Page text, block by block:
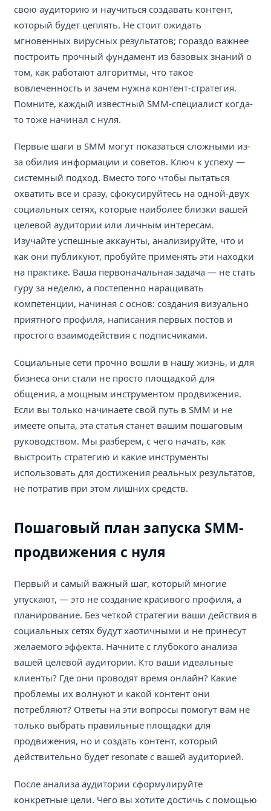
свою аудиторию и научиться создавать контент,
который будет цеплять. Не стоит ожидать
мгновенных вирусных результатов; гораздо важнее
построить прочный фундамент из базовых знаний о
том, как работают алгоритмы, что такое
вовлеченность и зачем нужна контент-стратегия.
Помните, каждый известный SMM-специалист когда-
то тоже начинал с нуля.
Первые шаги в SMM могут показаться сложными из-
за обилия информации и советов. Ключ к успеху —
системный подход. Вместо того чтобы пытаться
охватить все и сразу, сфокусируйтесь на одной-двух
социальных сетях, которые наиболее близки вашей
целевой аудитории или личным интересам.
Изучайте успешные аккаунты, анализируйте, что и
как они публикуют, пробуйте применять эти находки
на практике. Ваша первоначальная задача — не стать
гуру за неделю, а постепенно наращивать
компетенции, начиная с основ: создания визуально
приятного профиля, написания первых постов и
простого взаимодействия с подписчиками.
Социальные сети прочно вошли в нашу жизнь, и для
бизнеса они стали не просто площадкой для
общения, а мощным инструментом продвижения.
Если вы только начинаете свой путь в SMM и не
имеете опыта, эта статья станет вашим пошаговым
руководством. Мы разберем, с чего начать, как
выстроить стратегию и какие инструменты
использовать для достижения реальных результатов,
не потратив при этом лишних средств.
Пошаговый план запуска SMM-
продвижения с нуля
Первый и самый важный шаг, который многие
упускают, — это не создание красивого профиля, а
планирование. Без четкой стратегии ваши действия в
социальных сетях будут хаотичными и не принесут
желаемого эффекта. Начните с глубокого анализа
вашей целевой аудитории. Кто ваши идеальные
клиенты? Где они проводят время онлайн? Какие
проблемы их волнуют и какой контент они
потребляют? Ответы на эти вопросы помогут вам не
только выбрать правильные площадки для
продвижения, но и создать контент, который
действительно будет resonate с вашей аудиторией.
После анализа аудитории сформулируйте
конкретные цели. Чего вы хотите достичь с помощью